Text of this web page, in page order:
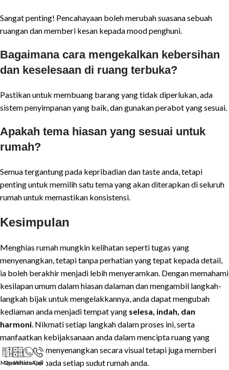
Sangat penting! Pencahayaan boleh merubah suasana sebuah
ruangan dan memberi kesan kepada mood penghuni.
Bagaimana cara mengekalkan kebersihan
dan keselesaan di ruang terbuka?
Pastikan untuk membuang barang yang tidak diperlukan, ada
sistem penyimpanan yang baik, dan gunakan perabot yang sesuai.
Apakah tema hiasan yang sesuai untuk
rumah?
Semua tergantung pada kepribadian dan taste anda, tetapi
penting untuk memilih satu tema yang akan diterapkan di seluruh
rumah untuk memastikan konsistensi.
Kesimpulan
Menghias rumah mungkin kelihatan seperti tugas yang
menyenangkan, tetapi tanpa perhatian yang tepat kepada detail,
ia boleh berakhir menjadi lebih menyeramkan. Dengan memahami
kesilapan umum dalam hiasan dalaman dan mengambil langkah-
langkah bijak untuk mengelakkannya, anda dapat mengubah
kediaman anda menjadi tempat yang selesa, indah, dan
harmoni . Nikmati setiap langkah dalam proses ini, serta
manfaatkan kebijaksanaan anda dalam mencipta ruang yang
bukan hanya menyenangkan secara visual tetapi juga memberi
rasa cinta kepada setiap sudut rumah anda.
Maps
Quotation
WhatsApp
Call